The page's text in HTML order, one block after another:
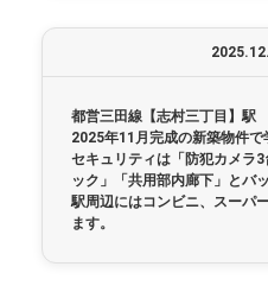
都営三田線【志村三丁目】駅
2025年11月完成の新築物件で
セキュリティは「防犯カメラ
ック」「共用部内廊下」とバ
駅周辺にはコンビニ、スーパ
ます。